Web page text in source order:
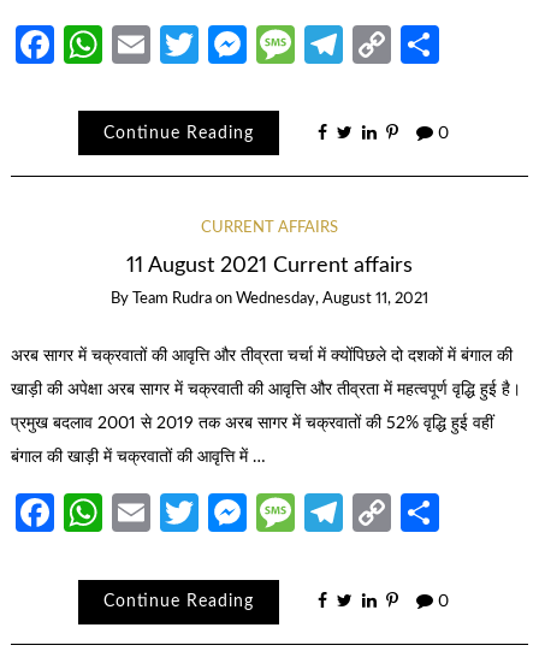
Facebook
WhatsApp
EmailTwitter
Messenger
Message
Telegram
Copy
Continue Reading 0
CURRENT AFFAIRS
11 August 2021 Current affairs
By Team Rudra on Wednesday, August 11, 2021
अरब सागर में चक्रवातों की आवृत्ति और तीव्रता चर्चा में क्योंपिछले दो दशकों में बंगाल की
खाड़ी की अपेक्षा अरब सागर में चक्रवाती की आवृत्ति और तीव्रता में महत्वपूर्ण वृद्धि हुई है।
प्रमुख बदलाव 2001 से 2019 तक अरब सागर में चक्रवातों की 52% वृद्धि हुई वहीं
बंगाल की खाड़ी में चक्रवातों की आवृत्ति में …
Facebook
WhatsApp
EmailTwitter
Messenger
Message
Telegram
Copy
Continue Reading 0